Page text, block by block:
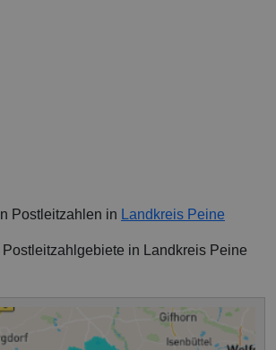
Postleitzahlen in Landkreis Peine
in Landkreis Peine